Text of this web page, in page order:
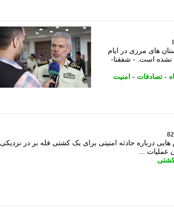
تصادفات در استان های مرزی در ایام
نشده است. - شفقنا-
- تصادفات - امنیت
درباره حادثه امنیتی برای یک کشتی فله بر در نزدیکی
عملیات ...